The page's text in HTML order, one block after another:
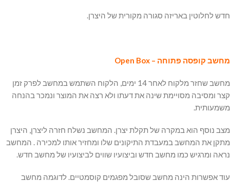
חדש לחלוטין באריזה סגורה מקורית של היצרן.
מחשב קופסה פתוחה – Open Box
מחשב שחזר מלקוח לאחר 14 ימים, הלקוח השתמש במחשב לפרק זמן
קצר ומסיבה מסויימת שינה את דעתו ולא רצה את המוצר ונמכר בהנחה
משמעותית.
מצב נוסף הוא במקרה של תקלת יצרן. המחשב נשלח חזרה ליצרן, היצרן
מתקן את המחשב במעבדת התיקונים שלו ומחזיר אותו למכירה . המחשב
נראה ומרגיש כמו מחשב חדש וביצועיו שווים לביצועיו של מחשב חדש.
עוד אפשרות הינה מחשב שסובל מפגמים קוסמטיים. לדוגמה מחשב